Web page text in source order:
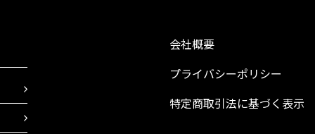
会社概要
プライバシーポリシー
特定商取引法に基づく表示